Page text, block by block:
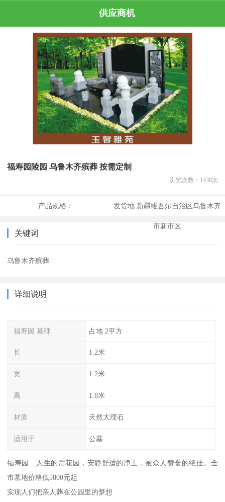
供应商机
福寿园陵园 乌鲁木齐殡葬 按需定制
浏览次数： 1438次
产品规格： 发货地:新疆维吾尔自治区乌鲁木齐
市新市区
关键词
乌鲁木齐殡葬
详细说明
福寿园 墓碑 占地 2平方
长 1.2米
宽 1.2米
高 1.8米
材质 天然大理石
适用于 公墓
福寿园__人生的后花园，安静舒适的净土，被众人赞誉的绝佳。全
市墓地价格低5800元起
实现人们把亲人葬在公园里的梦想